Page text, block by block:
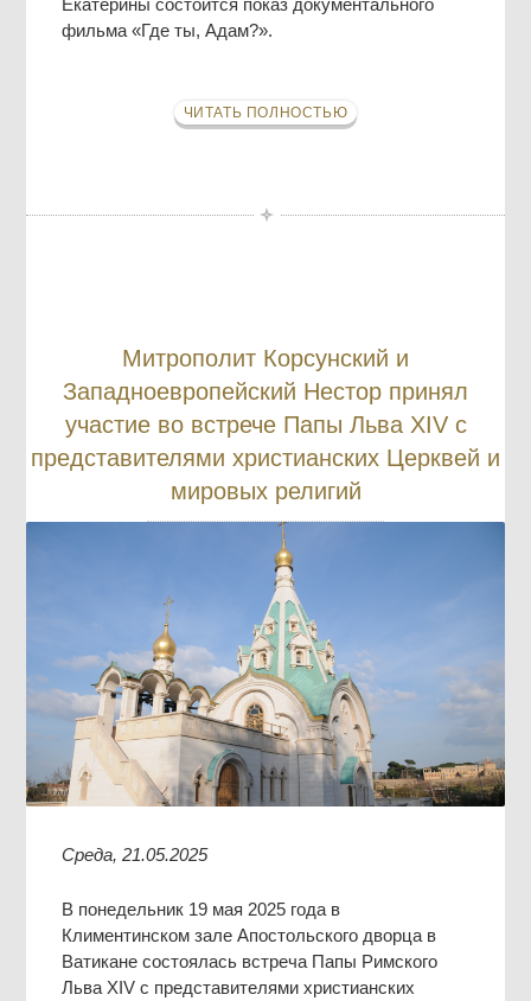
фильма «Где ты, Адам?».
ЧИТАТЬ ПОЛНОСТЬЮ
Митрополит Корсунский и
Западноевропейский Нестор принял
участие во встрече Папы Льва XIV с
представителями христианских Церквей и
мировых религий
Среда, 21.05.2025
В понедельник 19 мая 2025 года в
Климентинском зале Апостольского дворца в
Ватикане состоялась встреча Папы Римского
Льва XIV с представителями христианских